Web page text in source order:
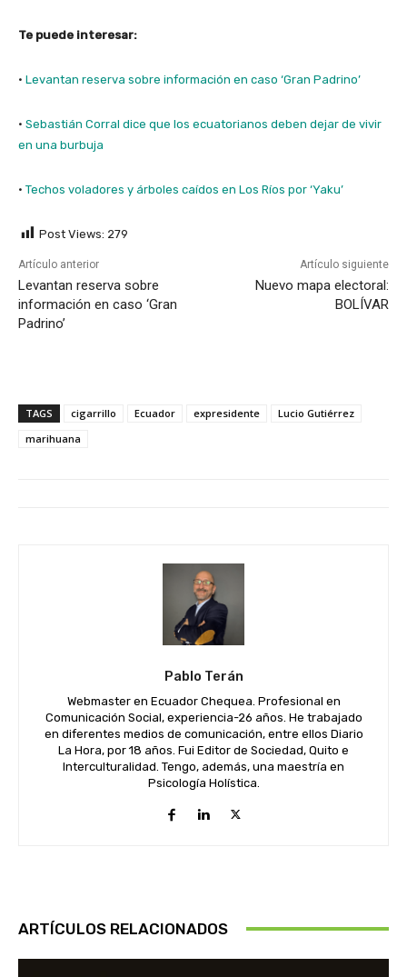
Te puede interesar:
· Levantan reserva sobre información en caso ‘Gran Padrino’
· Sebastián Corral dice que los ecuatorianos deben dejar de vivir
en una burbuja
· Techos voladores y árboles caídos en Los Ríos por ‘Yaku’
Post Views: 279
Artículo anterior
Levantan reserva sobre
información en caso ‘Gran
Padrino’
Artículo siguiente
Nuevo mapa electoral:
BOLÍVAR
TAGS cigarrillo Ecuador expresidente
Lucio Gutiérrez
marihuana
Pablo Terán
Webmaster en Ecuador Chequea. Profesional en
Comunicación Social, experiencia-26 años. He trabajado
en diferentes medios de comunicación, entre ellos Diario
La Hora, por 18 años. Fui Editor de Sociedad, Quito e
Interculturalidad. Tengo, además, una maestría en
Psicología Holística.
ARTÍCULOS RELACIONADOS